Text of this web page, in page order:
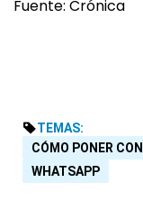
Fuente: Crónica
TEMAS:
CÓMO PONER
WHATSAPP